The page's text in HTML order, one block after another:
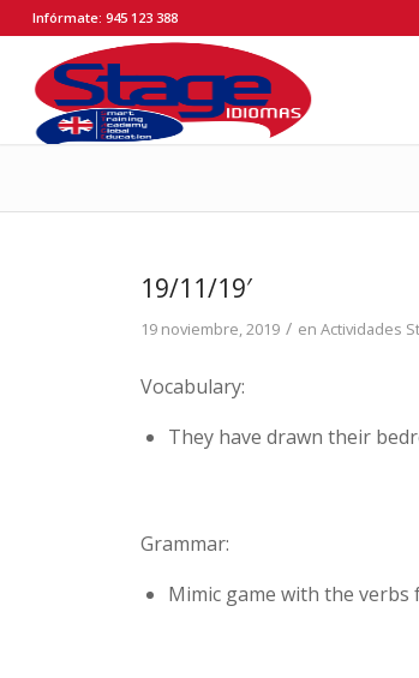
Infórmate: 945 123 388
19/11/19′
19 noviembre, 2019 / enActividades
Vocabulary:
They have drawn their
Grammar:
Mimic game with the